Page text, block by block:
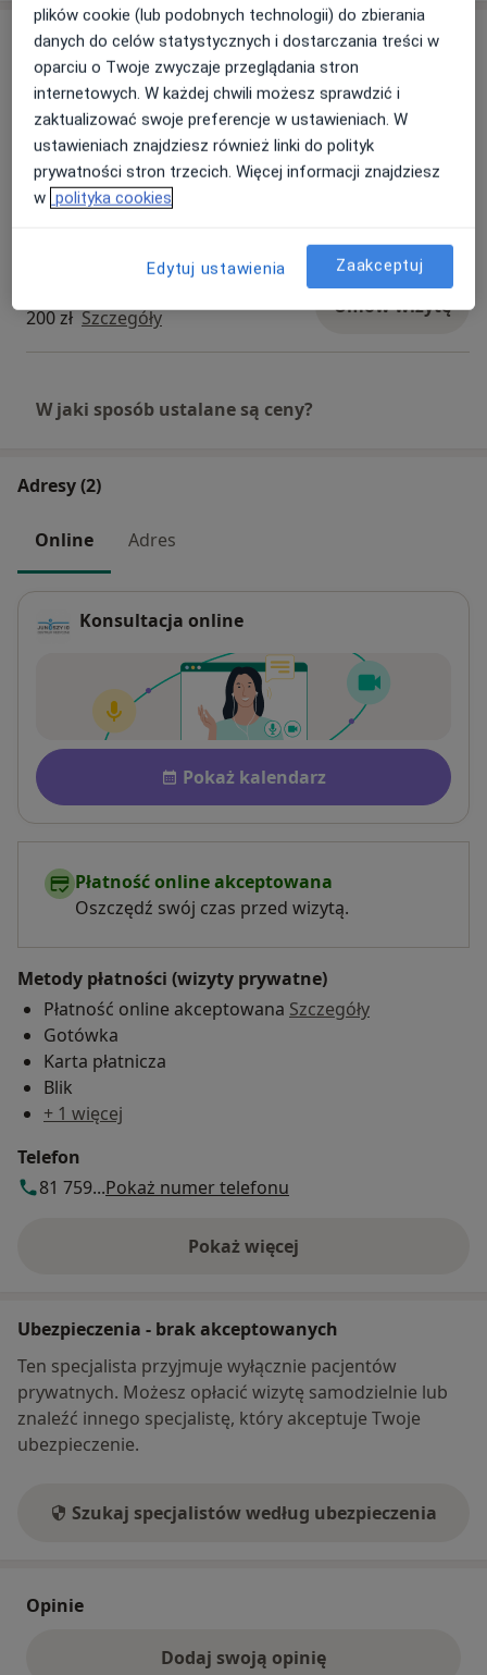
Usługi i ceny
Konsultacja neurologiczna
(pierwsza wizyta)
250 zł Szczegóły
Umów wizytę
Konsultacja neurologiczna (kolejna
wizyta)
200 zł Szczegóły Umów wizytę
W jaki sposób ustalane są ceny?
Adresy (2)
Online Adres
Konsultacja online
Dostępność
Pokaż kalendarz
Płatność online akceptowana
Oszczędź swój czas przed wizytą.
Metody płatności (wizyty prywatne)
Płatność online akceptowana Szczegóły
Gotówka
Karta płatnicza
Blik
+ 1 więcej
Telefon
81 759...Pokaż numer telefonu
Pokaż więcej
o adresie
Ubezpieczenia - brak akceptowanych
Ten specjalista przyjmuje wyłącznie pacjentów
prywatnych. Możesz opłacić wizytę samodzielnie lub
znaleźć innego specjalistę, który akceptuje Twoje
ubezpieczenie.
Szukaj specjalistów według ubezpieczenia
Opinie
Dodaj swoją opinię
plików cookie (lub podobnych technologii) do zbierania
danych do celów statystycznych i dostarczania treści w
oparciu o Twoje zwyczaje przeglądania stron
internetowych. W każdej chwili możesz sprawdzić i
zaktualizować swoje preferencje w ustawieniach. W
ustawieniach znajdziesz również linki do polityk
prywatności stron trzecich. Więcej informacji znajdziesz
w polityka cookies
Edytuj ustawienia Zaakceptuj